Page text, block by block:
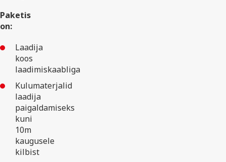
Paketis
on:
Laadija
koos
laadimiskaabliga
Kulumaterjalid
laadija
paigaldamiseks
kuni
10m
kaugusele
kilbist